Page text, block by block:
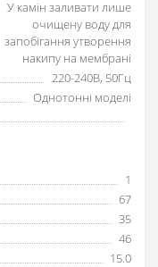
У камін заливати лише
очищену воду для
запобігання утворення
накипу на мембрані
220-240В, 50Гц
Однотонні моделі
1
67
35
46
15.0